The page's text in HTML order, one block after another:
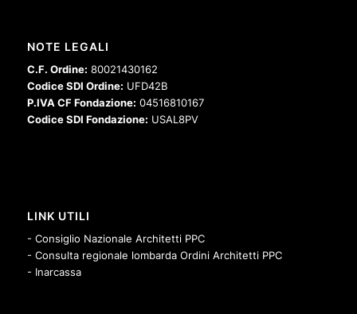
NOTE LEGALI
C.F. Ordine: 80021430162
Codice SDI Ordine: UFD42B
P.IVA CF Fondazione: 04516810167
Codice SDI Fondazione: USAL8PV
LINK UTILI
- Consiglio Nazionale Architetti PPC
- Consulta regionale lombarda Ordini Architetti PPC
- Inarcassa